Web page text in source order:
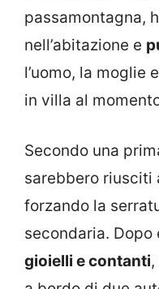
passamontagna,
nell’abitazione e
l’uomo, la moglie
in villa al
Secondo una
sarebbero riusciti
forzando la
secondaria.
gioielli e contanti